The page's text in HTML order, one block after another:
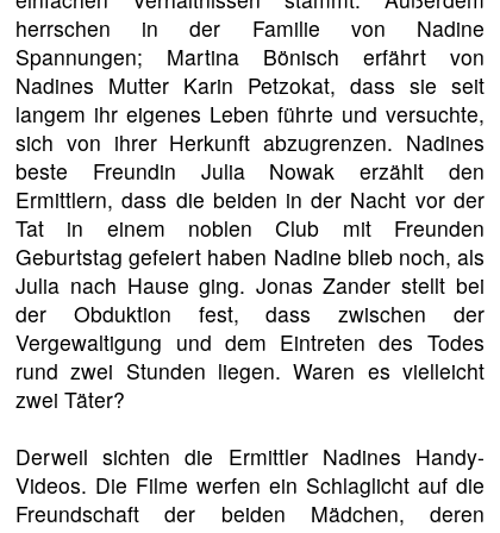
herrschen in der Familie von Nadine
Spannungen; Martina Bönisch erfährt von
Nadines Mutter Karin Petzokat, dass sie seit
langem ihr eigenes Leben führte und versuchte,
sich von ihrer Herkunft abzugrenzen. Nadines
beste Freundin Julia Nowak erzählt den
Ermittlern, dass die beiden in der Nacht vor der
Tat in einem noblen Club mit Freunden
Geburtstag gefeiert haben Nadine blieb noch, als
Julia nach Hause ging. Jonas Zander stellt bei
der Obduktion fest, dass zwischen der
Vergewaltigung und dem Eintreten des Todes
rund zwei Stunden liegen. Waren es vielleicht
zwei Täter?
Derweil sichten die Ermittler Nadines Handy-
Videos. Die Filme werfen ein Schlaglicht auf die
Freundschaft der beiden Mädchen, deren